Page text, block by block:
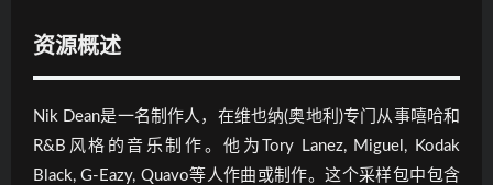
资源概述
Nik Dean是一名制作人，在维也纳(奥地利)专门从事嘻哈和
R&B风格的音乐制作。他为Tory Lanez, Miguel, Kodak
Black, G-Eazy, Quavo等人作曲或制作。这个采样包中包含